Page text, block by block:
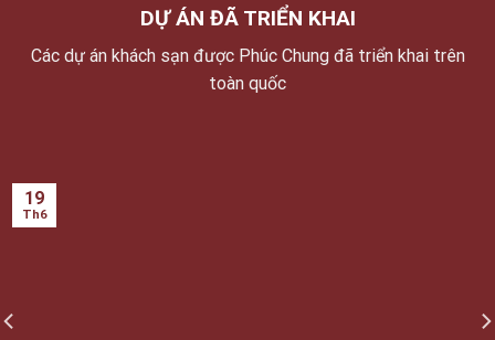
DỰ ÁN ĐÃ TRIỂN KHAI
Các dự án khách sạn được Phúc Chung đã triển khai trên
toàn quốc
19
Th6